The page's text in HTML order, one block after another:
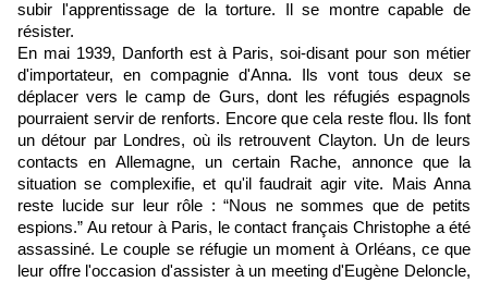
subir l'apprentissage de la torture. Il se montre capable de
résister.
En mai 1939, Danforth est à Paris, soi-disant pour son métier
d'importateur, en compagnie d'Anna. Ils vont tous deux se
déplacer vers le camp de Gurs, dont les réfugiés espagnols
pourraient servir de renforts. Encore que cela reste flou. Ils font
un détour par Londres, où ils retrouvent Clayton. Un de leurs
contacts en Allemagne, un certain Rache, annonce que la
situation se complexifie, et qu'il faudrait agir vite. Mais Anna
reste lucide sur leur rôle : “Nous ne sommes que de petits
espions.” Au retour à Paris, le contact français Christophe a été
assassiné. Le couple se réfugie un moment à Orléans, ce que
leur offre l'occasion d'assister à un meeting d'Eugène Deloncle,